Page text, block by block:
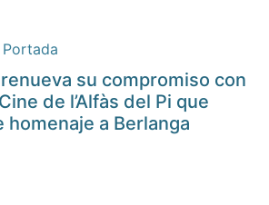
Portada
su compromiso con
de l’Alfàs del Pi que
homenaje a Berlanga